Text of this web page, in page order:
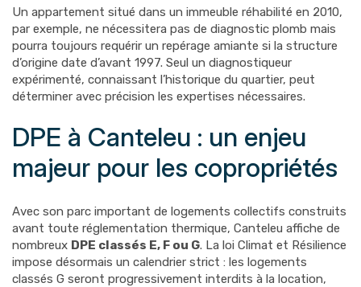
Un appartement situé dans un immeuble réhabilité en 2010,
par exemple, ne nécessitera pas de diagnostic plomb mais
pourra toujours requérir un repérage amiante si la structure
d’origine date d’avant 1997. Seul un diagnostiqueur
expérimenté, connaissant l’historique du quartier, peut
déterminer avec précision les expertises nécessaires.
DPE à Canteleu : un enjeu
majeur pour les copropriétés
Avec son parc important de logements collectifs construits
avant toute réglementation thermique, Canteleu affiche de
nombreux DPE classés E, F ou G. La loi Climat et Résilience
impose désormais un calendrier strict : les logements
classés G seront progressivement interdits à la location,